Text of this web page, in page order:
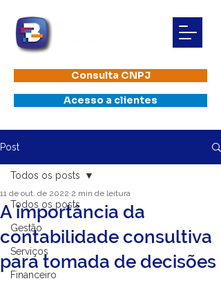
Consulta CNPJ
Acesso a clientes
Post
Todos os posts
Gestão
Serviços
Financeiro
Todos os posts
A importância da
contabilidade consultiva
para tomada de decisões
11 de out. de 2022 2 min de leitura